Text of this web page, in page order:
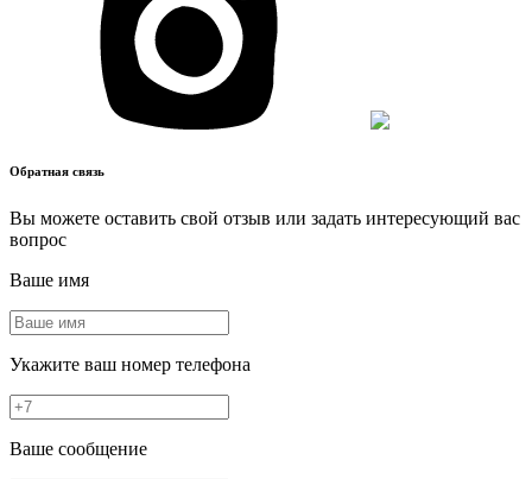
Обратная связь
Вы можете оставить свой отзыв или задать интересующий вас
вопрос
Ваше имя
Укажите ваш номер телефона
Ваше сообщение